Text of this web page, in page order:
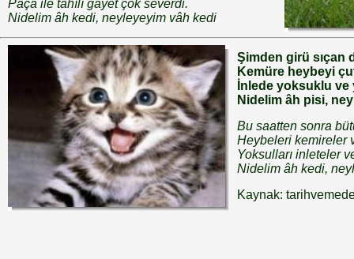
Paça ile tahılı gayet çok severdi.
Nidelim âh kedi, neyleyeyim vâh kedi
Şimden girü sıçan
Kemüre heybeyi
İnlede yoksuklu ve
Nidelim âh pisi,
Bu saatten sonra
Heybeleri kemireler
Yoksulları inleteler
Nidelim âh kedi,
Kaynak: